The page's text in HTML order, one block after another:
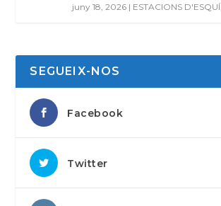
juny 18, 2026 | ESTACIONS D'ESQUÍ
SEGUEIX-NOS
Facebook
Twitter